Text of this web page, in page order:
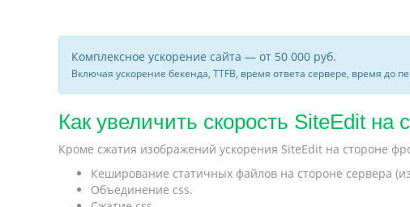
Комплексное ускорение сайта — от 50 000 руб.
Включая ускорение бекенда, TTFB, время ответа сервере, время до
Как увеличить скорость SiteEdit на
Кроме сжатия изображений ускорения SiteEdit на стороне
Кеширование статичных файлов на стороне сервера
Объединение css.